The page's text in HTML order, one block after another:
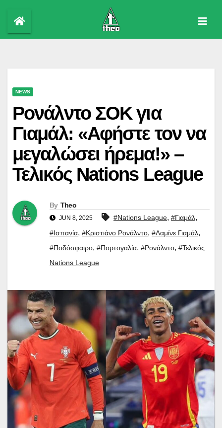
content
NEWS
Ρονάλντο ΣΟΚ για
Γιαμάλ: «Αφήστε τον να
μεγαλώσει ήρεμα!» –
Τελικός Nations League
By Theo
JUN 8, 2025 #Nations League, #Γιαμάλ,
#Ισπανία, #Κριστιάνο Ρονάλντο, #Λαμίνε Γιαμάλ,
#Ποδόσφαιρο, #Πορτογαλία, #Ρονάλντο, #Τελικός
Nations League